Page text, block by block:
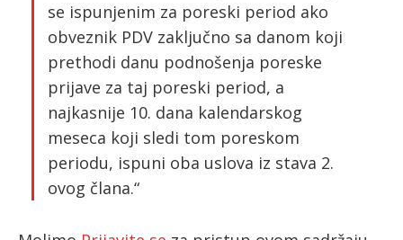
se ispunjenim za poreski period ako
obveznik PDV zaključno sa danom koji
prethodi danu podnošenja poreske
prijave za taj poreski period, a
najkasnije 10. dana kalendarskog
meseca koji sledi tom poreskom
periodu, ispuni oba uslova iz stava 2.
ovog člana.“